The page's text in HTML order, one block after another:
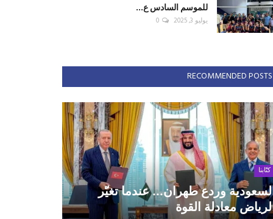
للموسم السادس ع...
يوليو 3, 2025 0
RECOMMENDED POSTS
كتّابنا
وردع طهران... عندما تغيّر
معادلة القوة